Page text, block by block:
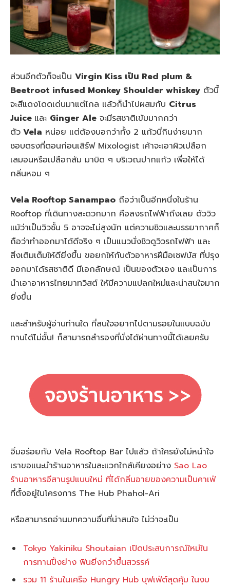
ส่วนอีกตัวก็จะเป็น Virgin Kiss เป็น Red plum &
Beetroot infused Monkey Shoulder whiskey ตัวนี้
จะสีแดงโดดเด่นมาแต่ไกล แล้วก็นำไปผสมกับ Citrus
Juice และ Ginger Ale จะมีรสชาติเข้มมากกว่า
ตัว Vela หน่อย แต่ต้องบอกว่าทั้ง 2 แก้วนี่กินง่ายมาก
ชอบตรงที่ตอนก่อนเสิร์ฟ Mixologist เค้าจะเอาผิวเปลือก
เลมอนหรือเปลือกส้ม มาบิด ๆ บริเวณปากแก้ว เพื่อให้ได้
กลิ่นหอม ๆ
Vela Rooftop Sanampao ถือว่าเป็นอีกหนึ่งในร้าน
Rooftop ที่เดินทางสะดวกมาก คือลงรถไฟฟ้าถึงเลย ตัววิว
แม้ว่าเป็นวิวชั้น 5 อาจจะไม่สูงนัก แต่ความชิวและบรรยากาศก็
ถือว่าทำออกมาได้ดีจริง ๆ เป็นแนวนั่งชิวดูวิวรถไฟฟ้า และ
สิ่งเติมเต็มให้ดียิ่งขึ้น ขอยกให้กับตัวอาหารฝีมือเชฟบัส ที่ปรุง
ออกมาได้รสชาติดี มีเอกลักษณ์ เป็นของตัวเอง และเป็นการ
นำเอาอาหารไทยมาทวิสต์ ให้มีความแปลกใหม่และน่าสนใจมาก
ยิ่งขึ้น
และสำหรับผู้อ่านท่านใด ที่สนใจอยากไปตามรอยในแบบฉบับ
ทานได้ไม่อั้น! ก็สามารถสำรองที่นั่งได้ผ่านทางนี้ได้เลยครับ
อิ่มอร่อยกับ Vela Rooftop Bar ไปแล้ว ถ้าใครยังไม่หนำใจ
เราขอแนะนำร้านอาหารในละแวกใกล้เคียงอย่าง Sao Lao
ร้านอาหารอีสานรูปแบบใหม่ ที่ได้กลิ่นอายของความเป็นคาเฟ่
ที่ตั้งอยู่ในโครงการ The Hub Phahol-Ari
หรือสามารถอ่านบทความอื่นที่น่าสนใจ ไม่ว่าจะเป็น
Tokyo Yakiniku Shoutaian เปิดประสบการณ์ใหม่ใน
การทานปิ้งย่าง ฟินยิ่งกว่าขึ้นสวรรค์
รวม 11 ร้านในเครือ Hungry Hub บุฟเฟ่ต์สุดคุ้ม ในงบ